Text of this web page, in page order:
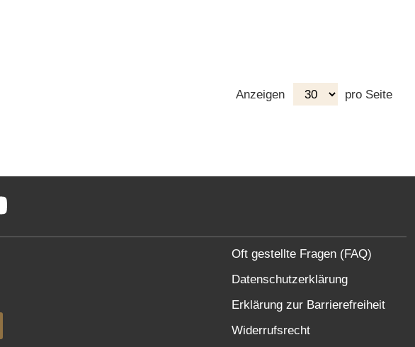
Anzeigen pro Seite
YouTube
Oft gestellte Fragen (FAQ)
Datenschutzerklärung
Erklärung zur Barrierefreiheit
Widerrufsrecht